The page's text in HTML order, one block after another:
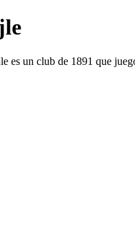
es un club de 1891 que